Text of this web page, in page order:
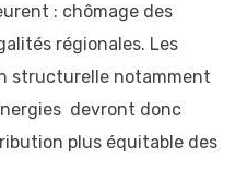
: chômage des
régionales. Les
structurelle notamment
devront donc
plus équitable des